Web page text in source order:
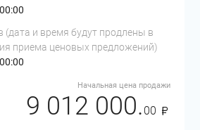
(дата и время будут продлены в
приема ценовых предложений)
Начальная цена продажи
9 012 000. 00